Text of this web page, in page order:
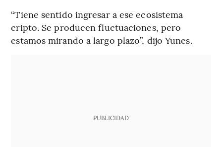
“Tiene sentido ingresar a ese ecosistema
cripto. Se producen fluctuaciones, pero
estamos mirando a largo plazo”, dijo Yunes.
PUBLICIDAD